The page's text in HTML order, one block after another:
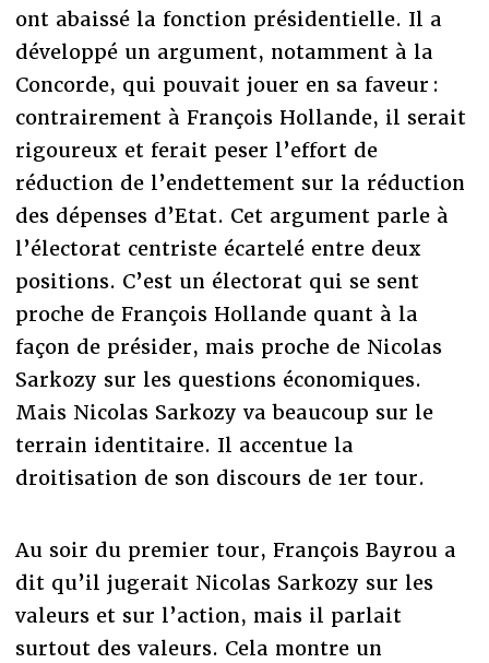
ont abaissé la fonction présidentielle. Il a
développé un argument, notamment à la
Concorde, qui pouvait jouer en sa faveur :
contrairement à François Hollande, il serait
rigoureux et ferait peser l’effort de
réduction de l’endettement sur la réduction
des dépenses d’Etat. Cet argument parle à
l’électorat centriste écartelé entre deux
positions. C’est un électorat qui se sent
proche de François Hollande quant à la
façon de présider, mais proche de Nicolas
Sarkozy sur les questions économiques.
Mais Nicolas Sarkozy va beaucoup sur le
terrain identitaire. Il accentue la
droitisation de son discours de 1er tour.
Au soir du premier tour, François Bayrou a
dit qu’il jugerait Nicolas Sarkozy sur les
valeurs et sur l’action, mais il parlait
surtout des valeurs. Cela montre un